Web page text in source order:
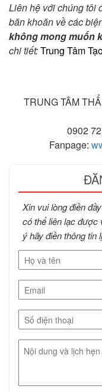
Liên hệ với chúng tôi
băn khoăn về các
không mong muốn
chi tiết:Trung Tâm
TRUNG TÂM
0902
Fanpage:
Xin vui lòng điền
có thể liên lạc được
ý hãy điền thông tin